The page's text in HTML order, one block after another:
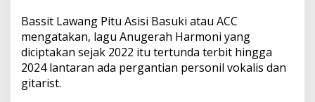
u
r
k
a
n
Bassit Lawang Pitu Asisi Basuki atau ACC
mengatakan, lagu Anugerah Harmoni yang
diciptakan sejak 2022 itu tertunda terbit hingga
2024 lantaran ada pergantian personil vokalis dan
gitarist.